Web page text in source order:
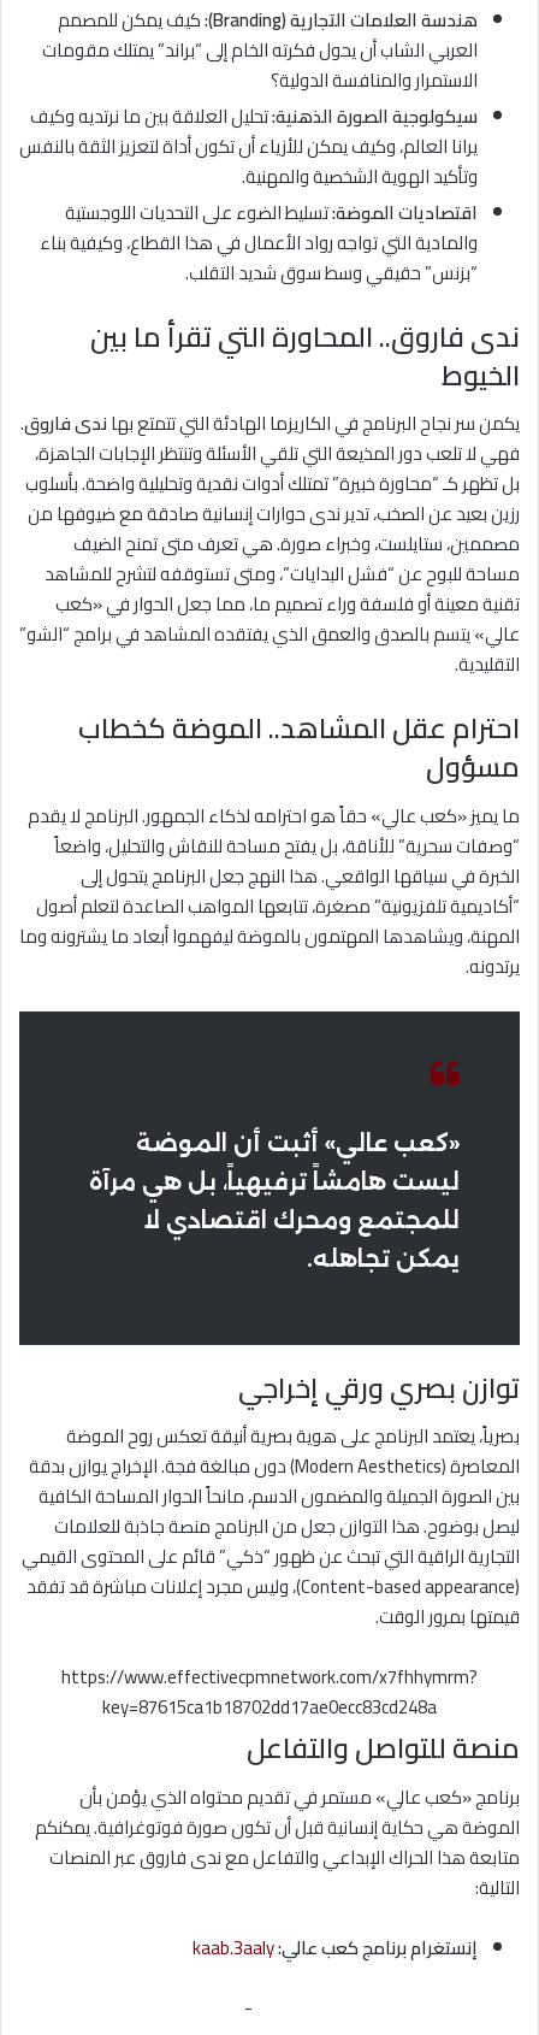
هندسة العلامات التجارية (Branding):
كيف يمكن للمصمم
العربي الشاب أن يحول فكرته الخام إلى “براند” يمتلك مقومات
الاستمرار والمنافسة الدولية؟
سيكولوجية الصورة الذهنية:تحليل العلاقة بين ما نرتديه وكيف
يرانا العالم، وكيف يمكن للأزياء أن تكون أداة لتعزيز الثقة بالنفس
وتأكيد الهوية الشخصية والمهنية.
اقتصاديات الموضة:تسليط الضوء على التحديات اللوجستية
والمادية التي تواجه رواد الأعمال في هذا القطاع، وكيفية بناء
“بزنس” حقيقي وسط سوق شديد التقلب.
ندى فاروق.. المحاورة التي تقرأ ما بين
الخيوط
يكمن سر نجاح البرنامج في الكاريزما الهادئة التي تتمتع بهاندى فاروق.
فهي لا تلعب دور المذيعة التي تلقي الأسئلة وتنتظر الإجابات الجاهزة،
بل تظهر كـ “محاورة خبيرة” تمتلك أدوات نقدية وتحليلية واضحة. بأسلوب
رزين بعيد عن الصخب، تدير ندى حوارات إنسانية صادقة مع ضيوفها من
مصممين، ستايلست، وخبراء صورة. هي تعرف متى تمنح الضيف
مساحة للبوح عن “فشل البدايات”، ومتى تستوقفه لتشرح للمشاهد
تقنية معينة أو فلسفة وراء تصميم ما، مما جعل الحوار في «كعب
عالي» يتسم بالصدق والعمق الذي يفتقده المشاهد في برامج “الشو”
التقليدية.
احترام عقل المشاهد.. الموضة كخطاب
مسؤول
ما يميز «كعب عالي» حقاً هو احترامه لذكاء الجمهور. البرنامج لا يقدم
“وصفات سحرية” للأناقة، بل يفتح مساحة للنقاش والتحليل، واضعاً
الخبرة في سياقها الواقعي. هذا النهج جعل البرنامج يتحول إلى
“أكاديمية تلفزيونية” مصغرة، تتابعها المواهب الصاعدة لتعلم أصول
المهنة، ويشاهدها المهتمون بالموضة ليفهموا أبعاد ما يشترونه وما
يرتدونه.
«كعب عالي» أثبت أن الموضة
ليست هامشاً ترفيهياً، بل هي مرآة
للمجتمع ومحرك اقتصادي لا
يمكن تجاهله.
توازن بصري ورقي إخراجي
بصرياً، يعتمد البرنامج على هوية بصرية أنيقة تعكس روح الموضة
المعاصرة (Modern Aesthetics) دون مبالغة فجة. الإخراج يوازن بدقة
بين الصورة الجميلة والمضمون الدسم، مانحاً الحوار المساحة الكافية
ليصل بوضوح. هذا التوازن جعل من البرنامج منصة جاذبة للعلامات
التجارية الراقية التي تبحث عن ظهور “ذكي” قائم على المحتوى القيمي
(Content-based appearance)، وليس مجرد إعلانات مباشرة قد تفقد
قيمتها بمرور الوقت.
https://www.effectivecpmnetwork.com/x7fhhymrm?
key=87615ca1b18702dd17ae0ecc83cd248a
منصة للتواصل والتفاعل
برنامج «كعب عالي» مستمر في تقديم محتواه الذي يؤمن بأن
الموضة هي حكاية إنسانية قبل أن تكون صورة فوتوغرافية. يمكنكم
متابعة هذا الحراك الإبداعي والتفاعل مع ندى فاروق عبر المنصات
التالية:
إنستغرام برنامج كعب عالي:kaab.3aaly
-